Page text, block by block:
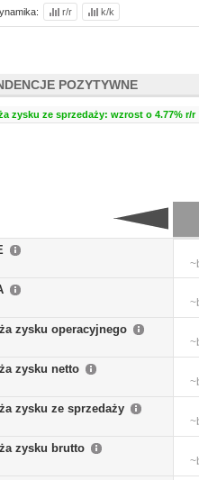
r/r k/k
POZYTYWNE
zysku ze sprzedaży: wzrost o 4.77% r/r
zysku operacyjnego
zysku netto
zysku ze sprzedaży
zysku brutto